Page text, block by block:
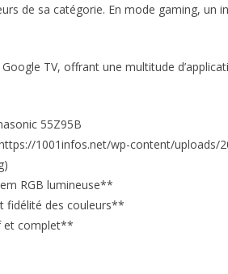
de sa catégorie. En mode gaming,
TV, offrant une multitude
55Z95B
1001infos.net/wp-content/uploads/
RGB lumineuse**
fidélité des couleurs**
et complet**